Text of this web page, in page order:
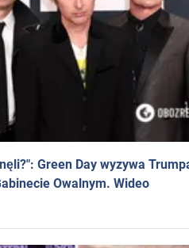
Green Day wyzywa
Owalnym. Wideo